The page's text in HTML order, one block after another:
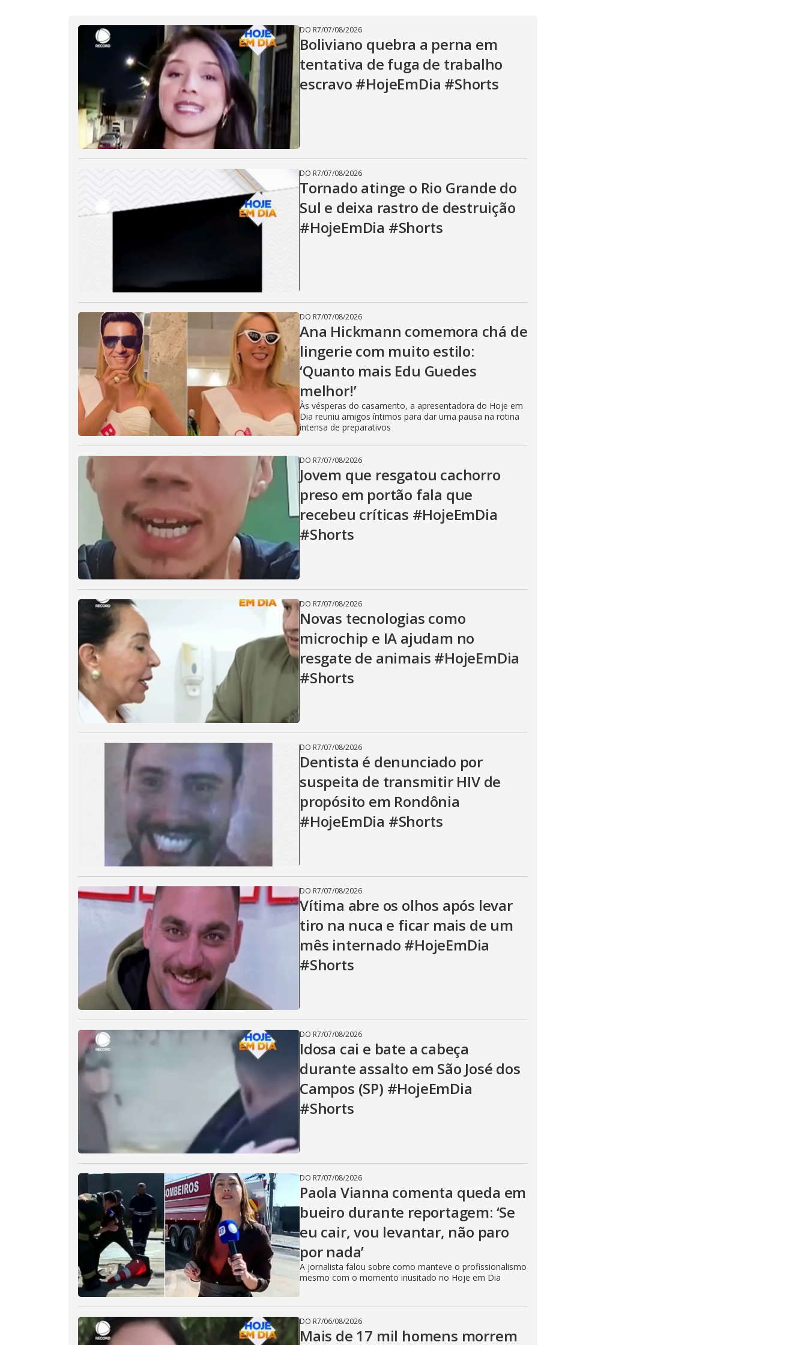
i
d
e
o
DO R7/07/08/2026
Boliviano quebra a perna em
tentativa de fuga de trabalho
escravo #HojeEmDia #Shorts
DO R7/07/08/2026
Tornado atinge o Rio Grande do
Sul e deixa rastro de destruição
#HojeEmDia #Shorts
DO R7/07/08/2026
Ana Hickmann comemora chá de
lingerie com muito estilo:
‘Quanto mais Edu Guedes
melhor!’
Às vésperas do casamento, a apresentadora do Hoje em
Dia reuniu amigos íntimos para dar uma pausa na rotina
intensa de preparativos
DO R7/07/08/2026
Jovem que resgatou cachorro
preso em portão fala que
recebeu críticas #HojeEmDia
#Shorts
DO R7/07/08/2026
Novas tecnologias como
microchip e IA ajudam no
resgate de animais #HojeEmDia
#Shorts
DO R7/07/08/2026
Dentista é denunciado por
suspeita de transmitir HIV de
propósito em Rondônia
#HojeEmDia #Shorts
DO R7/07/08/2026
Vítima abre os olhos após levar
tiro na nuca e ficar mais de um
mês internado #HojeEmDia
#Shorts
DO R7/07/08/2026
Idosa cai e bate a cabeça
durante assalto em São José dos
Campos (SP) #HojeEmDia
#Shorts
DO R7/07/08/2026
Paola Vianna comenta queda em
bueiro durante reportagem: ‘Se
eu cair, vou levantar, não paro
por nada’
A jornalista falou sobre como manteve o profissionalismo
mesmo com o momento inusitado no Hoje em Dia
DO R7/06/08/2026
Mais de 17 mil homens morrem